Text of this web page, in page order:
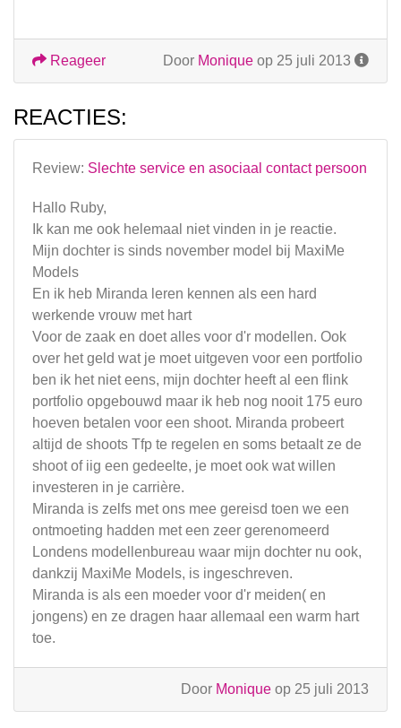
Door Monique op 25 juli 2013
Reageer
REACTIES:
Review: Slechte service en asociaal contact persoon
Hallo Ruby,
Ik kan me ook helemaal niet vinden in je reactie.
Mijn dochter is sinds november model bij MaxiMe
Models
En ik heb Miranda leren kennen als een hard
werkende vrouw met hart
Voor de zaak en doet alles voor d'r modellen. Ook
over het geld wat je moet uitgeven voor een portfolio
ben ik het niet eens, mijn dochter heeft al een flink
portfolio opgebouwd maar ik heb nog nooit 175 euro
hoeven betalen voor een shoot. Miranda probeert
altijd de shoots Tfp te regelen en soms betaalt ze de
shoot of iig een gedeelte, je moet ook wat willen
investeren in je carrière.
Miranda is zelfs met ons mee gereisd toen we een
ontmoeting hadden met een zeer gerenomeerd
Londens modellenbureau waar mijn dochter nu ook,
dankzij MaxiMe Models, is ingeschreven.
Miranda is als een moeder voor d'r meiden( en
jongens) en ze dragen haar allemaal een warm hart
toe.
Door Monique op 25 juli 2013